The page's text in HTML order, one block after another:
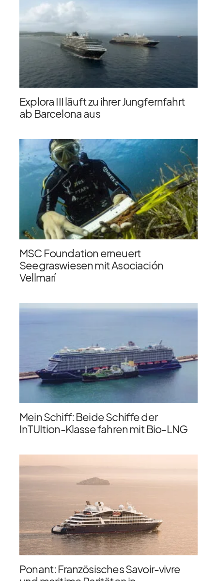
Explora III läuft zu ihrer Jungfernfahrt
ab Barcelona aus
MSC Foundation erneuert
Seegraswiesen mit Asociación
Vellmarí
Mein Schiff: Beide Schiffe der
InTUItion-Klasse fahren mit Bio-LNG
Ponant: Französisches Savoir-vivre